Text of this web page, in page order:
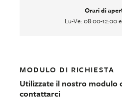
Orari di
Lu-Ve: 08:00-12:00
MODULO DI RICHIESTA
Utilizzate il nostro modulo
contattarci